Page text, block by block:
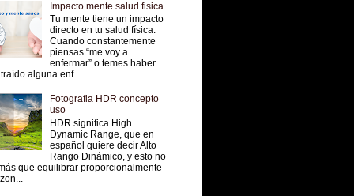
Impacto mente salud fisica
Tu mente tiene un impacto
directo en tu salud física.
Cuando constantemente
piensas “me voy a
enfermar” o temes haber
alguna enf...
Fotografia HDR concepto
uso
HDR significa High
Dynamic Range, que en
español quiere decir Alto
Rango Dinámico, y esto no
que equilibrar proporcionalmente